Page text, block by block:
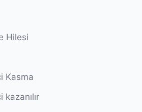
Hilesi
Kasma